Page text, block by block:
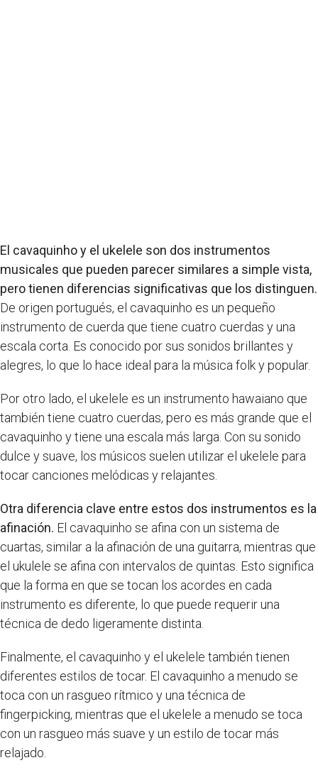
El cavaquinho y el ukelele son dos instrumentos
musicales que pueden parecer similares a simple vista,
pero tienen diferencias significativas que los distinguen.
De origen portugués, el cavaquinho es un pequeño
instrumento de cuerda que tiene cuatro cuerdas y una
escala corta. Es conocido por sus sonidos brillantes y
alegres, lo que lo hace ideal para la música folk y popular.
Por otro lado, el ukelele es un instrumento hawaiano que
también tiene cuatro cuerdas, pero es más grande que el
cavaquinho y tiene una escala más larga. Con su sonido
dulce y suave, los músicos suelen utilizar el ukelele para
tocar canciones melódicas y relajantes.
Otra diferencia clave entre estos dos instrumentos es la
afinación. El cavaquinho se afina con un sistema de
cuartas, similar a la afinación de una guitarra, mientras que
el ukulele se afina con intervalos de quintas. Esto significa
que la forma en que se tocan los acordes en cada
instrumento es diferente, lo que puede requerir una
técnica de dedo ligeramente distinta.
Finalmente, el cavaquinho y el ukelele también tienen
diferentes estilos de tocar. El cavaquinho a menudo se
toca con un rasgueo rítmico y una técnica de
fingerpicking, mientras que el ukelele a menudo se toca
con un rasgueo más suave y un estilo de tocar más
relajado.